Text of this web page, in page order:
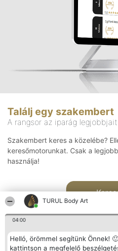
TURUL Body Art
04:00
Helló, örömmel segítünk Önnek!
kattintson a megfelelő
Találj egy szakembert
A rangsor az iparág
Szakembert keres a közelébe?
keresőmotorunkat. Csak a
használja!